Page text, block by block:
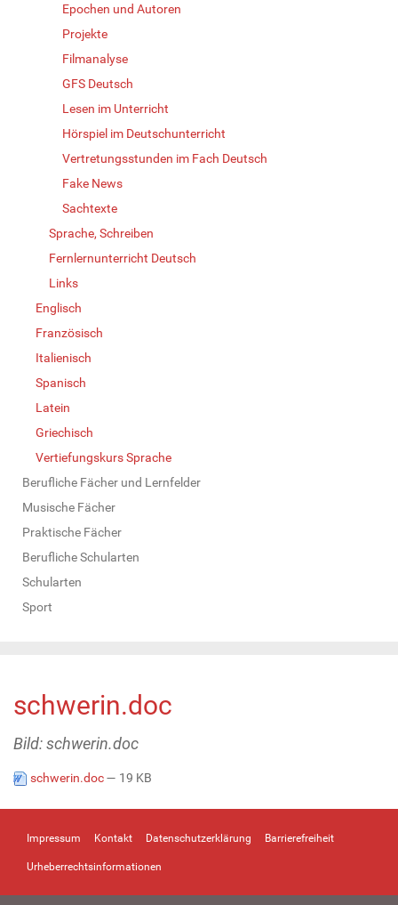
Epochen und Autoren
Projekte
Filmanalyse
GFS Deutsch
Lesen im Unterricht
Hörspiel im Deutschunterricht
Vertretungsstunden im Fach Deutsch
Fake News
Sachtexte
Sprache, Schreiben
Fernlernunterricht Deutsch
Links
Englisch
Französisch
Italienisch
Spanisch
Latein
Griechisch
Vertiefungskurs Sprache
Berufliche Fächer und Lernfelder
Musische Fächer
Praktische Fächer
Berufliche Schularten
Schularten
Sport
schwerin.doc
Bild: schwerin.doc
schwerin.doc— 19 KB
Impressum Kontakt Datenschutzerklärung Barrierefreiheit
Urheberrechtsinformationen